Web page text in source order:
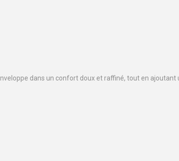
dans un confort doux et raffiné, tout en